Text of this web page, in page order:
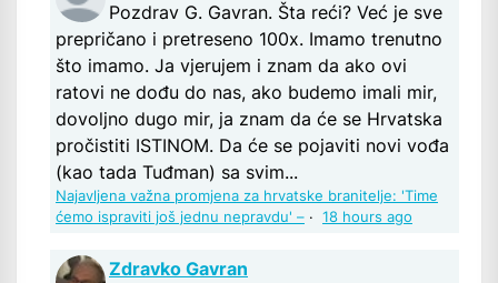
Pozdrav G. Gavran. Šta reći? Već je sve
prepričano i pretreseno 100x. Imamo trenutno
što imamo. Ja vjerujem i znam da ako ovi
ratovi ne dođu do nas, ako budemo imali mir,
dovoljno dugo mir, ja znam da će se Hrvatska
pročistiti ISTINOM. Da će se pojaviti novi vođa
(kao tada Tuđman) sa svim...
Najavljena važna promjena za hrvatske branitelje: 'Time
ćemo ispraviti još jednu nepravdu' – · 18 hours ago
Zdravko Gavran